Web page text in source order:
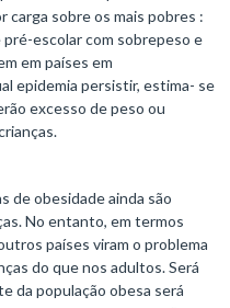
carga sobre os mais pobres :
pré-escolar com sobrepeso e
em países em
epidemia persistir, estima- se
excesso de peso ou
de obesidade ainda são
No entanto, em termos
países viram o problema
do que nos adultos. Será
da população obesa será